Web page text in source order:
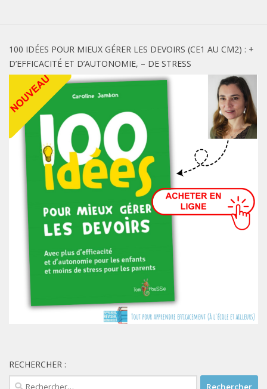
100 IDÉES POUR MIEUX GÉRER LES DEVOIRS (CE1 AU CM2) : +
D’EFFICACITÉ ET D’AUTONOMIE, – DE STRESS
RECHERCHER :
Rechercher :